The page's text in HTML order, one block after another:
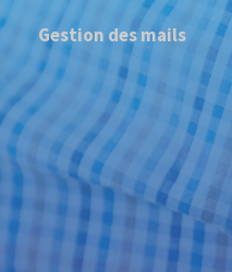
Gestion des mails